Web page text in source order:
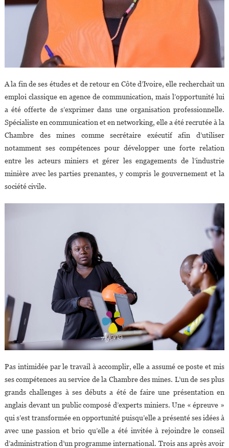
A la fin de ses études et de retour en Côte d’Ivoire, elle recherchait un
emploi classique en agence de communication, mais l’opportunité lui
a été offerte de s’exprimer dans une organisation professionnelle.
Spécialiste en communication et en networking, elle a été recrutée à la
Chambre des mines comme secrétaire exécutif afin d’utiliser
notamment ses compétences pour développer une forte relation
entre les acteurs miniers et gérer les engagements de l’industrie
minière avec les parties prenantes, y compris le gouvernement et la
société civile.
Pas intimidée par le travail à accomplir, elle a assumé ce poste et mis
ses compétences au service de la Chambre des mines. L’un de ses plus
grands challenges à ses débuts a été de faire une présentation en
anglais devant un public composé d’experts miniers. Une « épreuve »
qui s’est transformée en opportunité puisqu’elle a présenté ses idées à
avec une passion et brio qu’elle a été invitée à rejoindre le conseil
d’administration d’un programme international. Trois ans après avoir